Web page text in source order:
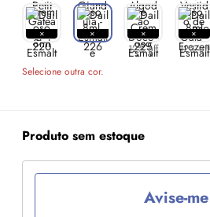
12% off 12% off
Selecione outra cor.
Produto sem estoque
Avise-me